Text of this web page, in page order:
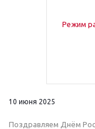
10 июня 2025
Поздравляем Днём